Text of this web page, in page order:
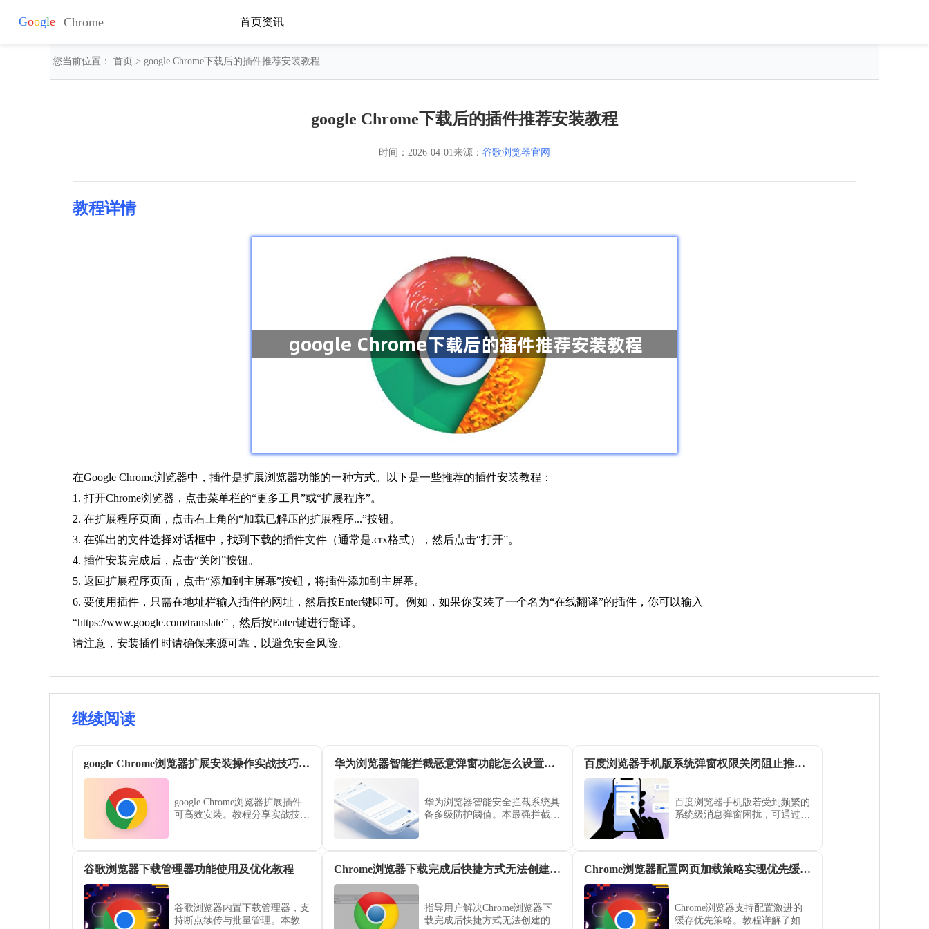
首页资讯
您当前位置： 首页 > google Chrome下载后的插件推荐安装教程
google Chrome下载后的插件推荐安装教程
时间： 2026-04-01来源： 谷歌浏览器官网
教程详情
在Google Chrome浏览器中，插件是扩展浏览器功能的一种方式。以下是一些推荐的插件安装教程：
1. 打开Chrome浏览器，点击菜单栏的“更多工具”或“扩展程序”。
2. 在扩展程序页面，点击右上角的“加载已解压的扩展程序...”按钮。
3. 在弹出的文件选择对话框中，找到下载的插件文件（通常是.crx格式），然后点击“打开”。
4. 插件安装完成后，点击“关闭”按钮。
5. 返回扩展程序页面，点击“添加到主屏幕”按钮，将插件添加到主屏幕。
6. 要使用插件，只需在地址栏输入插件的网址，然后按Enter键即可。例如，如果你安装了一个名为“在线翻译”的插件，你可以输入
“https://www.google.com/translate”，然后按Enter键进行翻译。
请注意，安装插件时请确保来源可靠，以避免安全风险。
继续阅读
google Chrome浏览器扩展安装操作实战技巧教程
google Chrome浏览器扩展插件
可高效安装。教程分享实战技
华为浏览器智能拦截恶意弹窗功能怎么设置最严格模式
华为浏览器智能安全拦截系统具
备多级防护阈值。本最强拦截配
护屏障。
百度浏览器手机版系统弹窗权限关闭阻止推送消息
百度浏览器手机版若受到频繁的
系统级消息弹窗困扰，可通过权
面，确保百度浏览器始终运行在
无骚扰、极简且专注于内容的清
谷歌浏览器下载管理器功能使用及优化教程
谷歌浏览器内置下载管理器，支
持断点续传与批量管理。本教程
Chrome浏览器下载完成后快捷方式无法创建解决方案
指导用户解决Chrome浏览器下
载完成后快捷方式无法创建的问
Chrome浏览器配置网页加载策略实现优先缓存加载体验教程
Chrome浏览器支持配置激进的
缓存优先策略。教程详解了如何